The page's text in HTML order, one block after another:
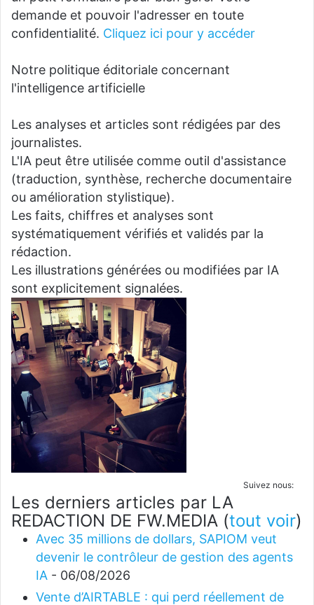
demande et pouvoir l'adresser en toute
confidentialité. Cliquez ici pour y accéder
Notre politique éditoriale concernant
l'intelligence artificielle
Les analyses et articles sont rédigées par des
journalistes.
L'IA peut être utilisée comme outil d'assistance
(traduction, synthèse, recherche documentaire
ou amélioration stylistique).
Les faits, chiffres et analyses sont
systématiquement vérifiés et validés par la
rédaction.
Les illustrations générées ou modifiées par IA
sont explicitement signalées.
Suivez nous:
Les derniers articles par LA
REDACTION DE FW.MEDIA (tout voir)
Avec 35 millions de dollars, SAPIOM veut
devenir le contrôleur de gestion des agents
IA - 06/08/2026
Vente d’AIRTABLE : qui perd réellement de